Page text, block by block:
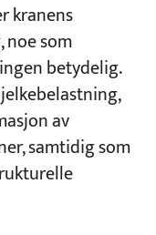
kranens
som
betydelig.
av
samtidig som